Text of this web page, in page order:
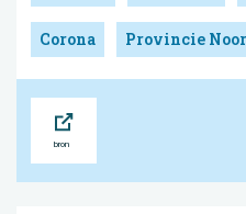
Corona Provincie